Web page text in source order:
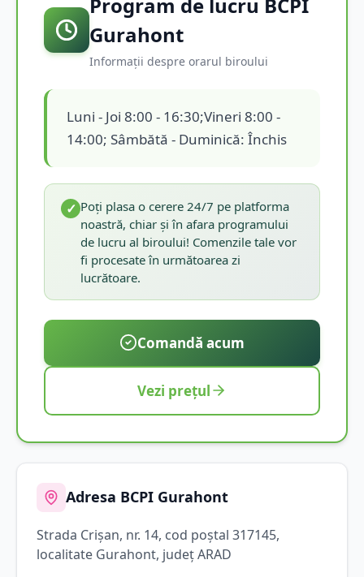
Gurahont
Informații despre orarul biroului
Luni - Joi 8:00 - 16:30;Vineri 8:00 -
14:00; Sâmbătă - Duminică: Închis
✓ Poți plasa o cerere 24/7 pe platforma
noastră, chiar și în afara programului
de lucru al biroului! Comenzile tale vor
fi procesate în următoarea zi
lucrătoare.
Comandă acum
Vezi prețul
Adresa BCPI Gurahont
Strada Crişan, nr. 14, cod poștal 317145,
localitate Gurahont, județARAD